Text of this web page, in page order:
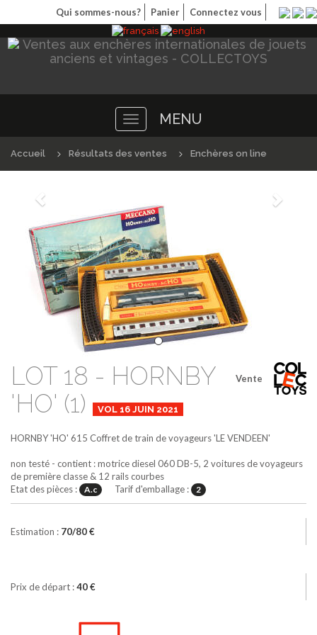
Qui sommes-nous? Panier Connectez vous
Toggle
navigation
MENU
Accueil Résultats des ventes Enchères on line
Précédént
Vente
LOT 18 - HORNBY
'HO' (1)
VOL 16 JUIN 2021
HORNBY 'HO' 615 Coffret de train de voyageurs 'LE VENDEEN'
non testé - contient : motrice diesel 060 DB-5, 2 voitures de voyageurs
de première classe & 12 rails courbes
Etat des pièces :
A.c Tarif d'emballage : 2
Estimation : 70/80 €
Prix de départ :40 €